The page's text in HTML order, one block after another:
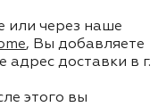
или через наше
, Вы добавляете
адрес доставки в г.
этого вы